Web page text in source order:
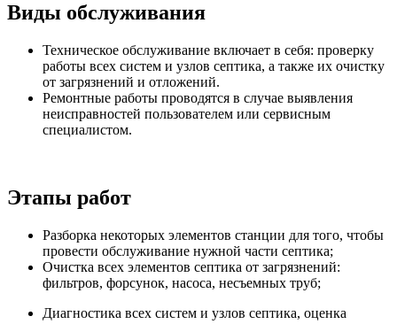
Виды обслуживания
Техническое обслуживание включает в себя: проверку
работы всех систем и узлов септика, а также их очистку
от загрязнений и отложений.
Ремонтные работы проводятся в случае выявления
неисправностей пользователем или сервисным
специалистом.
Этапы работ
Разборка некоторых элементов станции для того, чтобы
провести обслуживание нужной части септика;
Очистка всех элементов септика от загрязнений:
фильтров, форсунок, насоса, несъемных труб;
Диагностика всех систем и узлов септика, оценка